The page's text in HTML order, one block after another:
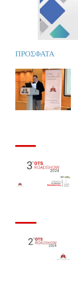
ΠΡΟΣΦΑΤΑ